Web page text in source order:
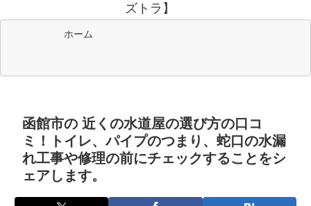
ズトラ】
ホーム
函館市の 近くの水道屋の選び方の口コ
ミ！トイレ、パイプのつまり、蛇口の水漏
れ工事や修理の前にチェックすることをシ
ェアします。